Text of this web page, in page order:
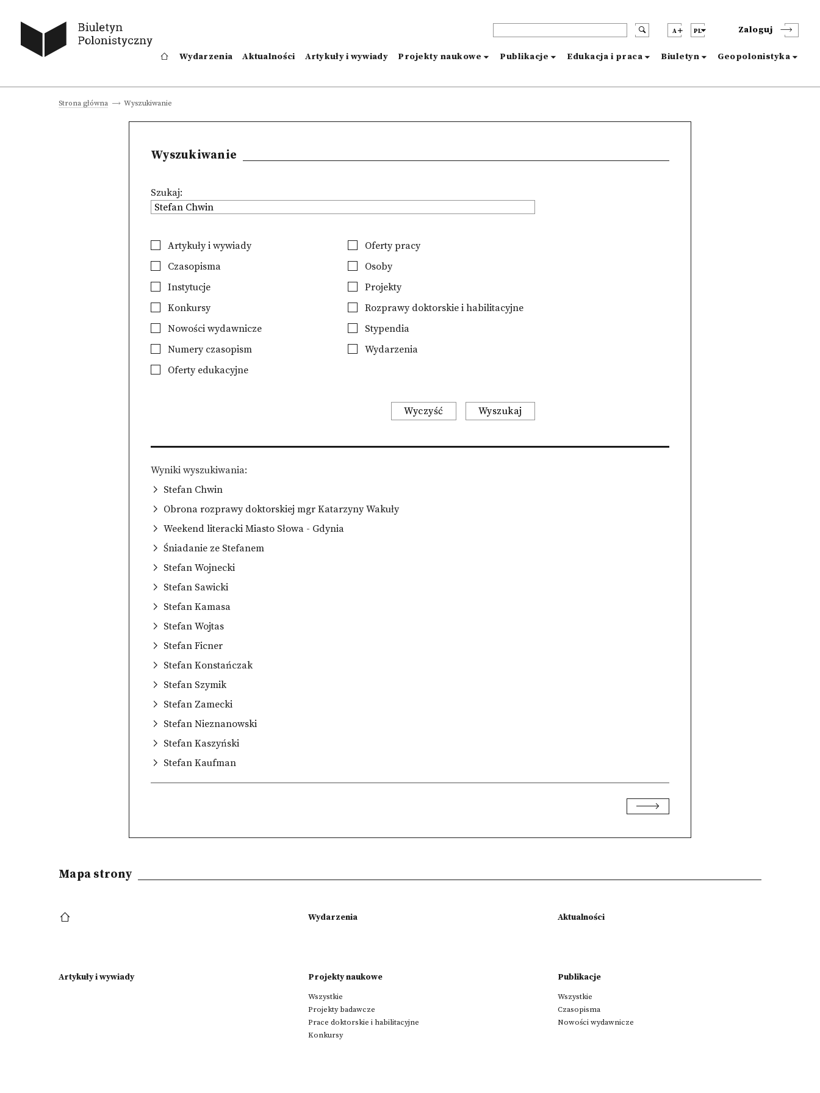
A PL Zaloguj
Wydarzenia Aktualności Artykuły i wywiady Projekty naukowe Publikacje Edukacja i praca Biuletyn Geopolonistyka
Strona główna Wyszukiwanie
Wyszukiwanie
Szukaj:
Artykuły i wywiady
Czasopisma
Instytucje
Konkursy
Nowości wydawnicze
Numery czasopism
Oferty edukacyjne
Oferty pracy
Osoby
Projekty
Rozprawy doktorskie i habilitacyjne
Stypendia
Wydarzenia
Wyczyść Wyszukaj
Wyniki wyszukiwania
Stefan Chwin
Obrona rozprawy doktorskiej mgr Katarzyny Wakuły
Weekend literacki Miasto Słowa - Gdynia
Śniadanie ze Stefanem
Stefan Wojnecki
Stefan Sawicki
Stefan Kamasa
Stefan Wojtas
Stefan Ficner
Stefan Konstańczak
Stefan Szymik
Stefan Zamecki
Stefan Nieznanowski
Stefan Kaszyński
Stefan Kaufman
Mapa strony
Wydarzenia Aktualności
Artykuły i wywiady Projekty naukowe
Wszystkie
Projekty badawcze
Prace doktorskie i habilitacyjne
Konkursy
Publikacje
Wszystkie
Czasopisma
Nowości wydawnicze